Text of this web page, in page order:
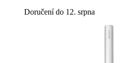
Doručení do 12. srpna